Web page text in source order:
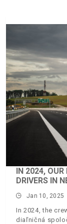
IN 2024, OUR
DRIVERS IN
Jan 10, 2025
In 2024, the
diaľničná